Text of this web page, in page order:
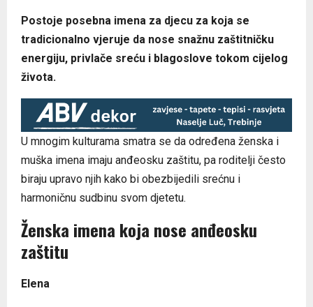
Postoje posebna imena za djecu za koja se
tradicionalno vjeruje da nose snažnu zaštitničku
energiju, privlače sreću i blagoslove tokom cijelog
života.
U mnogim kulturama smatra se da određena ženska i
muška imena imaju anđeosku zaštitu, pa roditelji često
biraju upravo njih kako bi obezbijedili srećnu i
harmoničnu sudbinu svom djetetu.
Ženska imena koja nose anđeosku
zaštitu
Elena